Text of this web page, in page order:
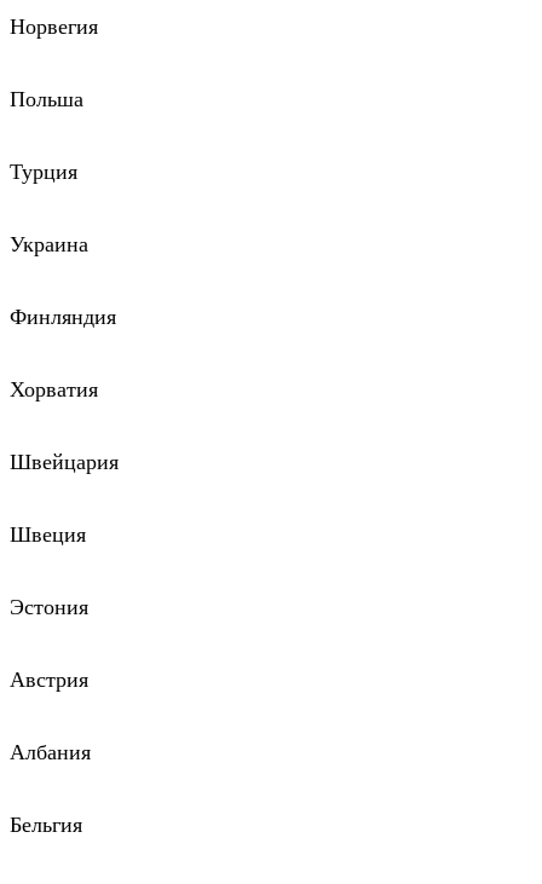
Норвегия
Польша
Турция
Украина
Финляндия
Хорватия
Швейцария
Швеция
Эстония
Австрия
Албания
Бельгия